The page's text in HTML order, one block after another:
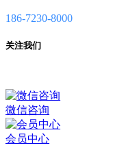
186-7230-8000
关注我们
微信咨询
会员中心